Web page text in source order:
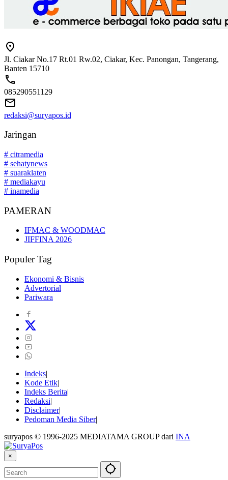
Jl. Ciakar No.17 Rt.01 Rw.02, Ciakar, Kec. Panongan, Tangerang,
Banten 15710
085290551129
redaksi@suryapos.id
Jaringan
# citramedia
# sehatynews
# suaraklaten
# mediakayu
# inamedia
PAMERAN
IFMAC & WOODMAC
JIFFINA 2026
Populer Tag
Ekonomi & Bisnis
Advertorial
Pariwara
Indeks
Kode Etik
Indeks Berita
Redaksi
Disclaimer
Pedoman Media Siber
suryapos © 1996-2025 MEDIATAMA GROUP dari INA
×